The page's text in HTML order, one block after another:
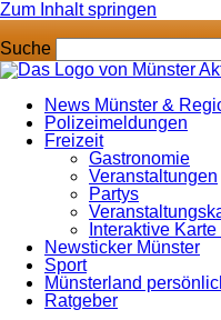
Zum Inhalt springen
Suche
News Münster &
Polizeimeldungen
Freizeit
Gastronomie
Veranstaltungen
Partys
Interaktive
Newsticker Münster
Sport
Münsterland
Ratgeber